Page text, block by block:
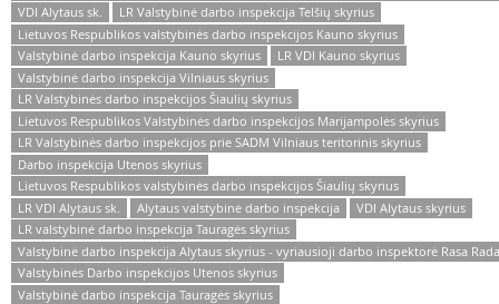
VDI Alytaus sk.
LR Valstybinė darbo inspekcija Telšių skyrius
Lietuvos Respublikos valstybinės darbo inspekcijos Kauno skyrius
Valstybinė darbo inspekcija Kauno skyrius
LR VDI Kauno skyrius
Valstybinė darbo inspekcija Vilniaus skyrius
LR Valstybinės darbo inspekcijos Šiaulių skyrius
Lietuvos Respublikos Valstybinės darbo inspekcijos Marijampolės skyrius
LR Valstybinės darbo inspekcijos prie SADM Vilniaus teritorinis skyrius
Darbo inspekcija Utenos skyrius
Lietuvos Respublikos valstybinės darbo inspekcijos Šiaulių skyrius
LR VDI Alytaus sk.
Alytaus valstybinė darbo inspekcija
VDI Alytaus skyrius
LR valstybinė darbo inspekcija Tauragės skyrius
Valstybinė darbo inspekcija Alytaus skyrius - vyriausioji darbo inspektorė Rasa
Valstybinės Darbo inspekcijos Utenos skyrius
Valstybinė darbo inspekcija Tauragės skyrius